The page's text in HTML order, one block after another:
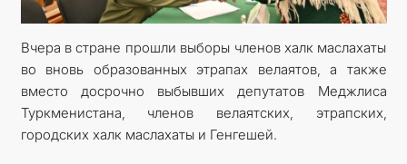
КОНТАКТНЫЕ ДАННЫЕ
Вчера в стране прошли выборы членов халк маслахаты
во вновь образованных этрапах велаятов, а также
вместо досрочно выбывших депутатов Меджлиса
Туркменистана, членов велаятских, этрапских,
городских халк маслахаты и Генгешей.